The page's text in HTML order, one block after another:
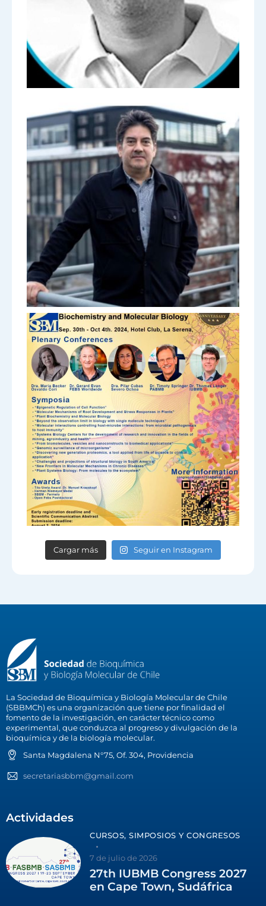
Cargar más Seguir en Instagram
La Sociedad de Bioquímica y Biología Molecular de Chile
(SBBMCh) es una organización que tiene por finalidad el
fomento de la investigación, en carácter técnico como
experimental, que conduzca al progreso y divulgación de la
bioquímica y de la biología molecular.
Santa Magdalena N°75, Of. 304, Providencia
secretariasbbm@gmail.com
Actividades
CURSOS, SIMPOSIOS Y CONGRESOS
7 de julio de 2026
27th IUBMB Congress 2027
en Cape Town, Sudáfrica